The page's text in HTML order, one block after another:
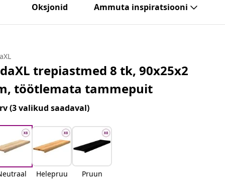
Oksjonid Ammuta inspiratsiooni
trepiastmed 8 tk, 90x25x2
töötlemata tammepuit
(3 valikud saadaval)
Helepruu
Pruun